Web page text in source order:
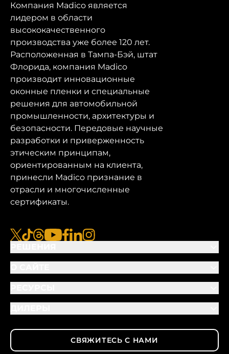
Компания Madico является
лидером в области
высококачественного
производства уже более 120 лет.
Расположенная в Тампа-Бэй, штат
Флорида, компания Madico
производит инновационные
оконные пленки и специальные
решения для автомобильной
промышленности, архитектуры и
безопасности. Передовые научные
разработки и приверженность
этическим принципам,
ориентированным на клиента,
принесли Madico признание в
отрасли и многочисленные
сертификаты.
СВЯЖИТЕСЬ С НАМИ